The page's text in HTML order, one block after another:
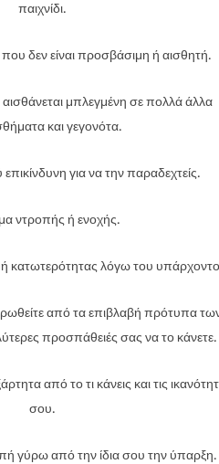
παιχνίδι.
δεν είναι προσβάσιμη ή αισθητή.
μπλεγμένη σε πολλά άλλα
και γεγονότα.
για να την παραδεχτείς.
ντροπής ή ενοχής.
λόγω του
από τα επιβλαβή πρότυπα
προσπάθειές σας να το κάνετε.
από το τι κάνεις και τις
σου.
γύρω από την ίδια σου την ύπαρξη.